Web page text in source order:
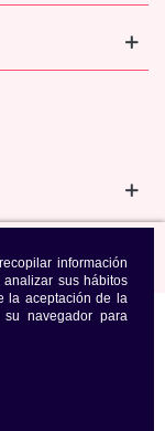
información
sus hábitos
la aceptación de la
navegador para